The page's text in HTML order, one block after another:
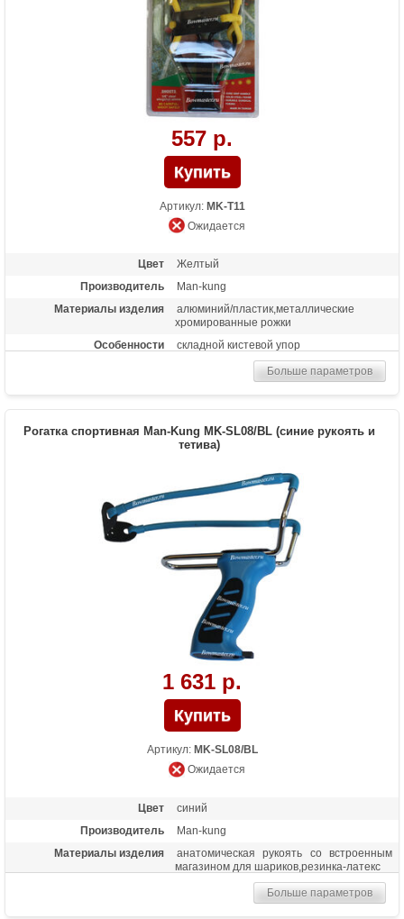
557 р.
Артикул: MK-T11
Ожидается
Цвет
Желтый
Производитель
Man-kung
Материалы изделия
алюминий/пластик,металлические
хромированные рожки
Особенности
складной кистевой упор
Больше параметров
Рогатка спортивная Man-Kung MK-SL08/BL (синие рукоять и
тетива)
1 631 р.
Артикул: MK-SL08/BL
Ожидается
Цвет
синий
Производитель
Man-kung
Материалы изделия
анатомическая рукоять со встроенным
магазином для шариков,резинка-латекс
Больше параметров